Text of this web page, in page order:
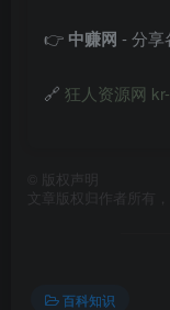
👉 中赚网 - 分享
🔗 狂人资源网
版权声明
文章版权归作者所有
百科知识